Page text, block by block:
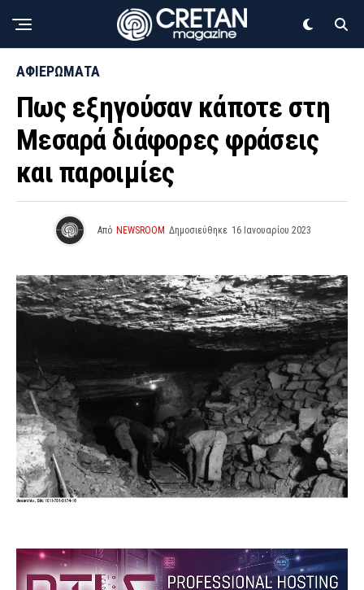
ΑΦΙΕΡΩΜΑΤΑ
Πως εξηγούσαν κάποτε στη
Μεσαρά διάφορες φράσεις
και παροιμίες
Από NEWSROOM Δημοσιεύθηκε 16 Ιανουαρίου 2023